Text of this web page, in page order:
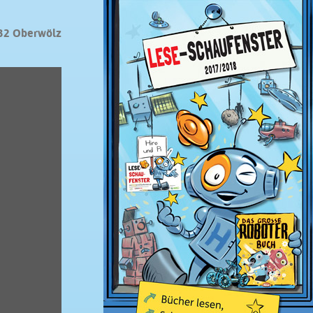
Oberwölz